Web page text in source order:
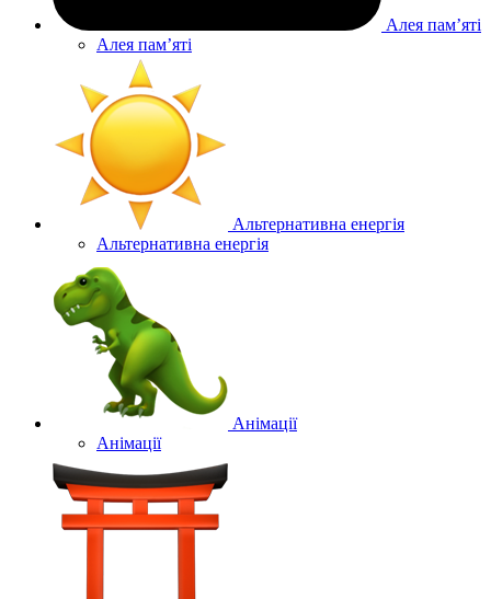
Алея памʼяті
Алея памʼяті
Альтернативна енергія
Альтернативна енергія
Анімації
Анімації